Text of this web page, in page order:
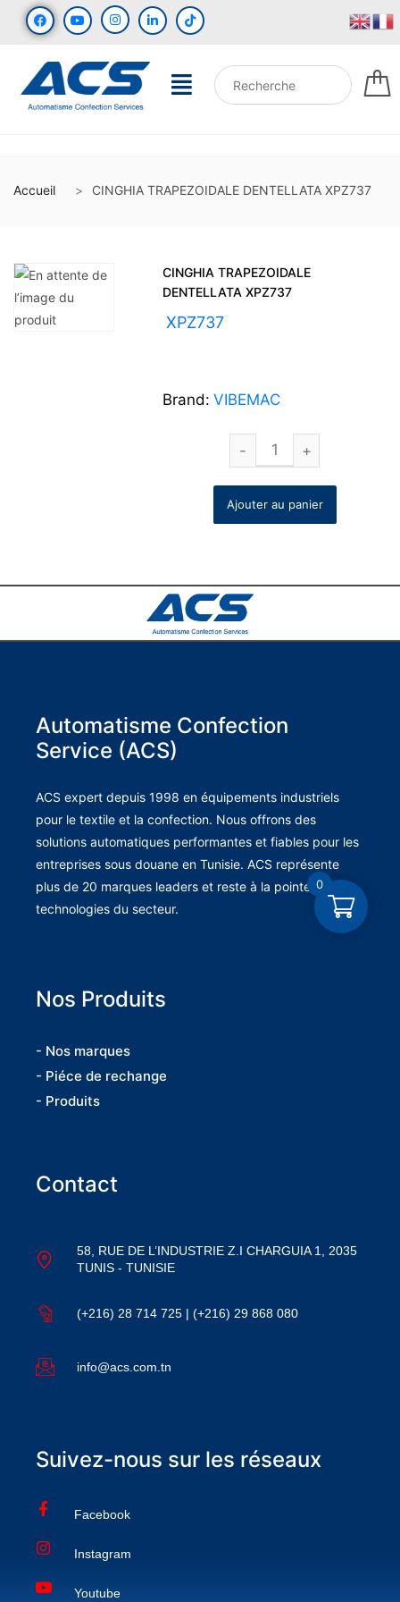
Accueil CINGHIA TRAPEZOIDALE DENTELLATA XPZ737
CINGHIA TRAPEZOIDALE
DENTELLATA XPZ737
UGS :XPZ737
Brand: VIBEMAC
Ajouter au panier
Automatisme Confection
Service (ACS)
ACS expert depuis 1998 en équipements industriels
pour le textile et la confection. Nous offrons des
solutions automatiques performantes et fiables pour les
entreprises sous douane en Tunisie. ACS représente
plus de 20 marques leaders et reste à la pointe des
technologies du secteur.
Nos Produits
- Nos marques
- Piéce de rechange
- Produits
Contact
58, RUE DE L’INDUSTRIE Z.I CHARGUIA 1, 2035
TUNIS - TUNISIE
(+216) 28 714 725 | (+216) 29 868 080
info@acs.com.tn
Suivez-nous sur les réseaux
Facebook
Instagram
Youtube
0